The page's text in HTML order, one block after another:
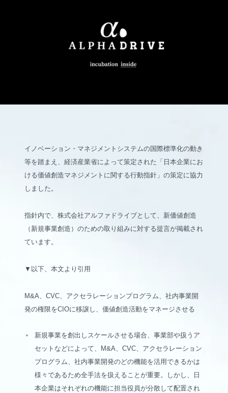
イノベーション・マネジメントシステムの国際標準化の動き
等を踏まえ、経済産業省によって策定された「日本企業にお
ける価値創造マネジメントに関する行動指針」の策定に協力
しました。
指針内で、株式会社アルファドライブとして、新価値創造
（新規事業創造）のための取り組みに対する提言が掲載され
ています。
▼以下、本文より引用
M&A、CVC、アクセラレーションプログラム、社内事業開
発の権限をCIOに移譲し、価値創造活動をマネージさせる
新規事業を創出しスケールさせる場合、事業部や扱うア
セットなどによって、M&A、CVC、アクセラレーション
プログラム、社内事業開発のどの機能を活用できるかは
様々であるため全手法を扱えることが重要。しかし、日
本企業はそれぞれの機能に担当役員が分散して配置され